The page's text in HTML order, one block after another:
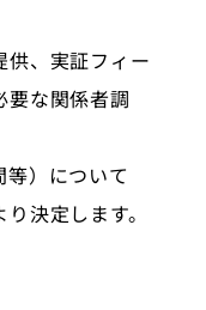
供、実証フィー
要な関係者調
）について
決定します。